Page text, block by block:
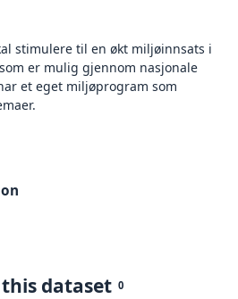
stimulere til en økt miljøinnsats i
er mulig gjennom nasjonale
et eget miljøprogram som
dataset 0